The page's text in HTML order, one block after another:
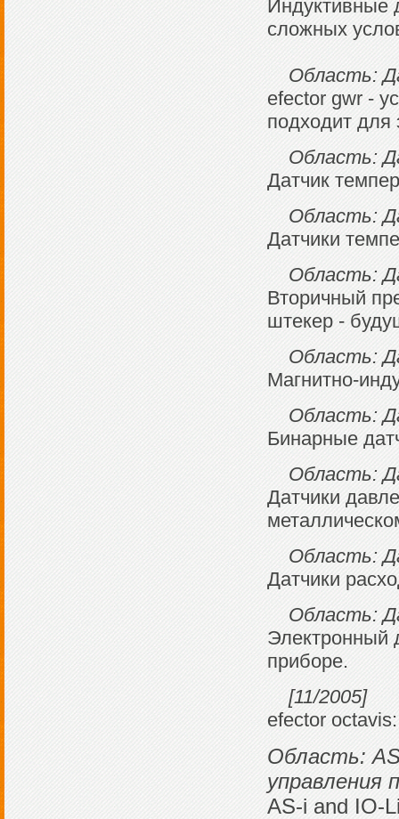
Индуктивные
сложных
Область:
efector gwr -
подходит для
Область:
Датчик
Область:
Датчики
Область:
Вторичный
штекер -
Область:
Магнитно-
Область:
Бинарные
Область:
Датчики
Область:
Датчики
Область:
Электронный
приборе.
[11/2005]
efector
Область:
управления
AS-i and IO-